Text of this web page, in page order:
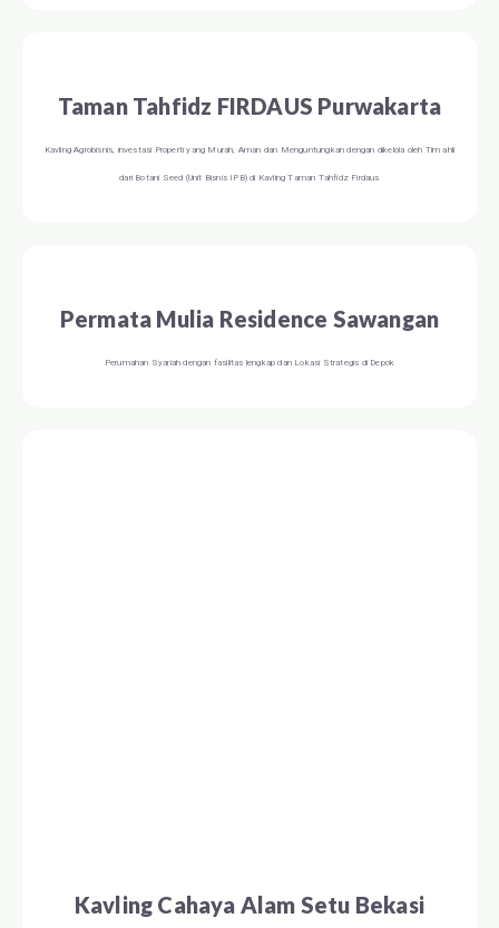
Taman Tahfidz FIRDAUS Purwakarta
Kavling Agrobisnis, investasi Properti yang Murah, Aman dan Menguntungkan dengan dikelola oleh Tim ahli
dari Botani Seed (Unit Bisnis IPB) di Kavling Taman Tahfidz Firdaus
Permata Mulia Residence Sawangan
Perumahan Syariah dengan fasilitas lengkap dan Lokasi Strategis di Depok
Kavling Cahaya Alam Setu Bekasi